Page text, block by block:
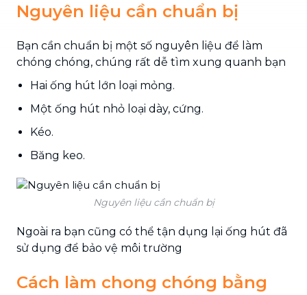
Nguyên liệu cần chuẩn bị
Bạn cần chuẩn bị một số nguyên liệu để làm
chóng chóng, chúng rất dễ tìm xung quanh bạn
Hai ống hút lớn loại mỏng.
Một ống hút nhỏ loại dày, cứng.
Kéo.
Băng keo.
Nguyên liệu cần chuẩn bị
Ngoài ra bạn cũng có thể tận dụng lại ống hút đã
sử dụng để bảo vệ môi trường
Cách làm chong chóng bằng